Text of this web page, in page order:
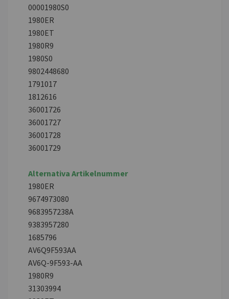
00001980S0
1980ER
1980ET
1980R9
1980S0
9802448680
1791017
1812616
36001726
36001727
36001728
36001729
Alternativa Artikelnummer
1980ER
9674973080
9683957238A
9383957280
1685796
AV6Q9F593AA
AV6Q-9F593-AA
1980R9
31303994